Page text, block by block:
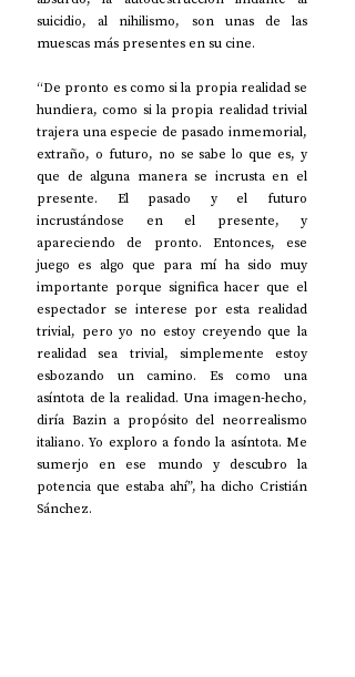
suicidio, al nihilismo, son unas de las
muescas más presentes en su cine.
“De pronto es como si la propia realidad se
hundiera, como si la propia realidad trivial
trajera una especie de pasado inmemorial,
extraño, o futuro, no se sabe lo que es, y
que de alguna manera se incrusta en el
presente. El pasado y el futuro
incrustándose en el presente, y
apareciendo de pronto. Entonces, ese
juego es algo que para mí ha sido muy
importante porque significa hacer que el
espectador se interese por esta realidad
trivial, pero yo no estoy creyendo que la
realidad sea trivial, simplemente estoy
esbozando un camino. Es como una
asíntota de la realidad. Una imagen-hecho,
diría Bazin a propósito del neorrealismo
italiano. Yo exploro a fondo la asíntota. Me
sumerjo en ese mundo y descubro la
potencia que estaba ahí”, ha dicho Cristián
Sánchez.